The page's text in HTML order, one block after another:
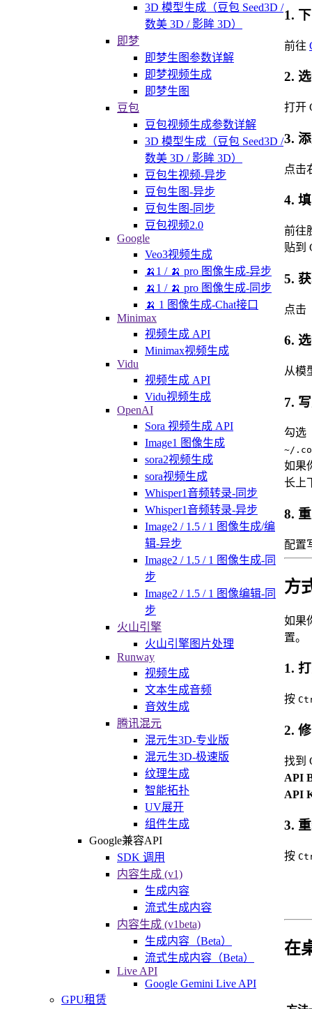
3D 模型生成（豆包 Seed3D /
数美 3D / 影眸 3D）
即梦
即梦生图参数详解
即梦视频生成
即梦生图
豆包
豆包视频生成参数详解
3D 模型生成（豆包 Seed3D /
数美 3D / 影眸 3D）
豆包生视频-异步
豆包生图-异步
豆包生图-同步
豆包视频2.0
Google
Veo3视频生成
🍌1 / 🍌 pro 图像生成-异步
🍌1 / 🍌 pro 图像生成-同步
🍌 1 图像生成-Chat接口
Minimax
视频生成 API
Minimax视频生成
Vidu
视频生成 API
Vidu视频生成
OpenAI
Sora 视频生成 API
Image1 图像生成
sora2视频生成
sora视频生成
Whisper1音频转录-同步
Whisper1音频转录-异步
Image2 / 1.5 / 1 图像生成/编
辑-异步
Image2 / 1.5 / 1 图像生成-同
步
Image2 / 1.5 / 1 图像编辑-同
步
火山引擎
火山引擎图片处理
Runway
视频生成
文本生成音频
音效生成
腾讯混元
混元生3D-专业版
混元生3D-极速版
纹理生成
智能拓扑
UV展开
组件生成
Google兼容API
SDK 调用
内容生成 (v1)
生成内容
流式生成内容
内容生成 (v1beta)
生成内容（Beta）
流式生成内容（Beta）
Live API
Google Gemini Live API
GPU租赁
1.
前往
2.
打开
3.
点击
4.
前往
贴到
5.
点击
6.
从模
7.
勾选
~/
如果
长上
8.
配置
方
如果
置。
1.
按
2.
找到
API
API
3.
按
在